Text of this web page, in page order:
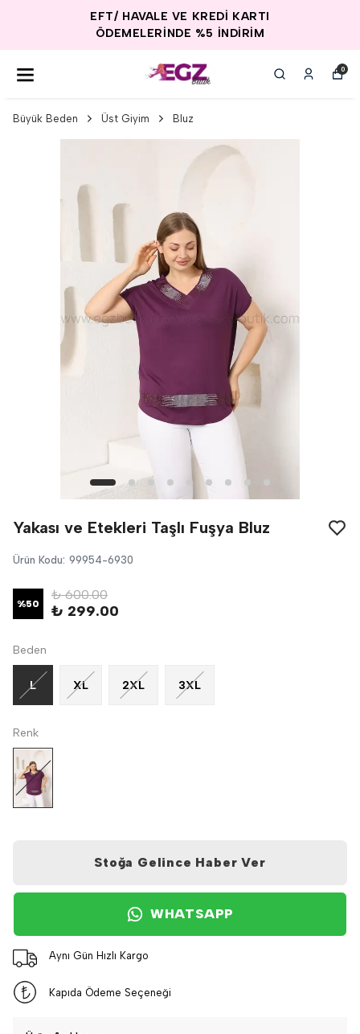
EFT/ HAVALE VE KREDİ KARTI
ÖDEMELERİNDE %5 İNDİRİM
0
Büyük Beden Üst Giyim Bluz
Yakası ve Etekleri Taşlı Fuşya Bluz
Ürün Kodu: 99954-6930
%50
₺ 600.00
₺ 299.00
Beden
L XL 2XL 3XL
Renk
Stoğa Gelince Haber Ver
WHATSAPP
Aynı Gün Hızlı Kargo
Kapıda Ödeme Seçeneği